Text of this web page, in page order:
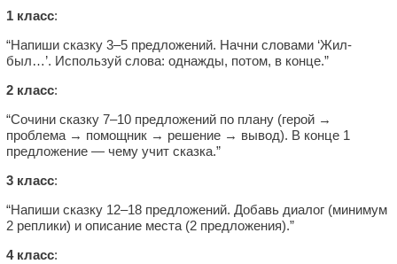
1 класс:
“Напиши сказку 3–5 предложений. Начни словами ‘Жил-
был…’. Используй слова: однажды, потом, в конце.”
2 класс:
“Сочини сказку 7–10 предложений по плану (герой →
проблема → помощник → решение → вывод). В конце 1
предложение — чему учит сказка.”
3 класс:
“Напиши сказку 12–18 предложений. Добавь диалог (минимум
2 реплики) и описание места (2 предложения).”
4 класс: